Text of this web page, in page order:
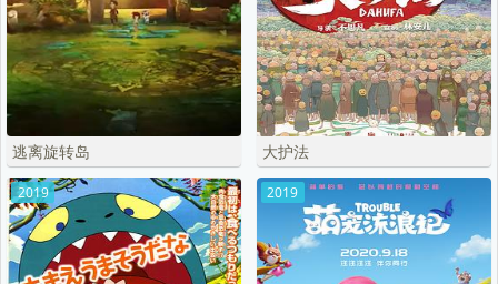
逃离旋转岛 大护法
2019 2019